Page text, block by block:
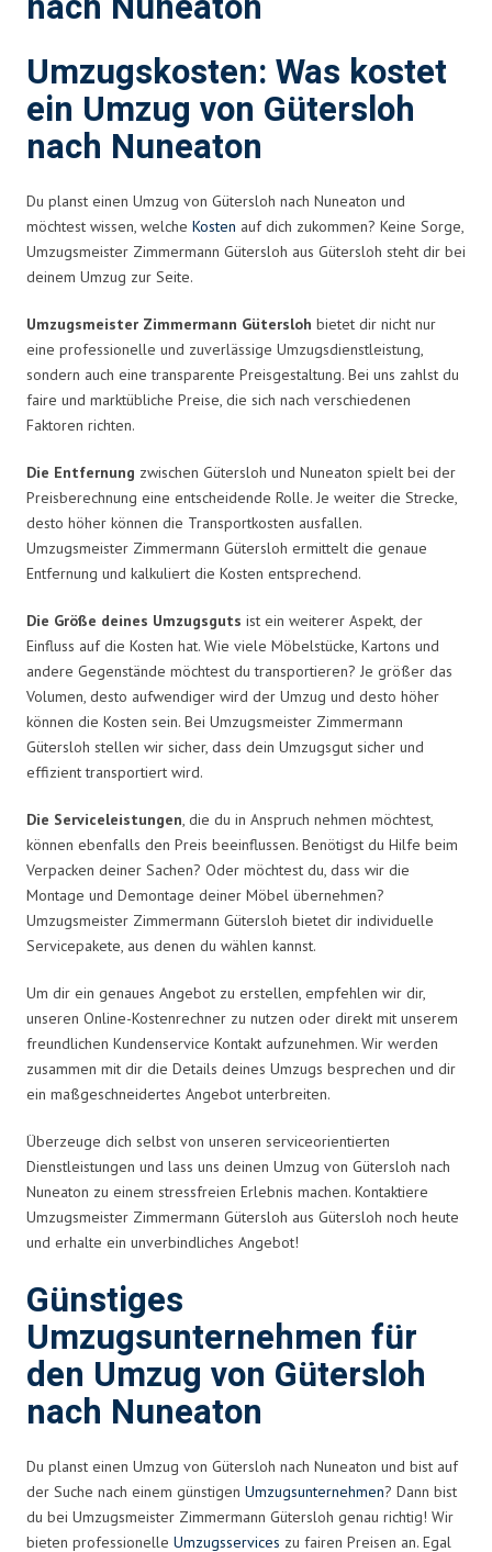
Umzugskosten: Was kostet
ein Umzug von Gütersloh
nach Nuneaton
Du planst einen Umzug von Gütersloh nach Nuneaton und
möchtest wissen, welche Kosten auf dich zukommen? Keine Sorge,
Umzugsmeister Zimmermann Gütersloh aus Gütersloh steht dir bei
deinem Umzug zur Seite.
Umzugsmeister Zimmermann Gütersloh bietet dir nicht nur
eine professionelle und zuverlässige Umzugsdienstleistung,
sondern auch eine transparente Preisgestaltung. Bei uns zahlst du
faire und marktübliche Preise, die sich nach verschiedenen
Faktoren richten.
Die Entfernung zwischen Gütersloh und Nuneaton spielt bei der
Preisberechnung eine entscheidende Rolle. Je weiter die Strecke,
desto höher können die Transportkosten ausfallen.
Umzugsmeister Zimmermann Gütersloh ermittelt die genaue
Entfernung und kalkuliert die Kosten entsprechend.
Die Größe deines Umzugsguts ist ein weiterer Aspekt, der
Einfluss auf die Kosten hat. Wie viele Möbelstücke, Kartons und
andere Gegenstände möchtest du transportieren? Je größer das
Volumen, desto aufwendiger wird der Umzug und desto höher
können die Kosten sein. Bei Umzugsmeister Zimmermann
Gütersloh stellen wir sicher, dass dein Umzugsgut sicher und
effizient transportiert wird.
Die Serviceleistungen, die du in Anspruch nehmen möchtest,
können ebenfalls den Preis beeinflussen. Benötigst du Hilfe beim
Verpacken deiner Sachen? Oder möchtest du, dass wir die
Montage und Demontage deiner Möbel übernehmen?
Umzugsmeister Zimmermann Gütersloh bietet dir individuelle
Servicepakete, aus denen du wählen kannst.
Um dir ein genaues Angebot zu erstellen, empfehlen wir dir,
unseren Online-Kostenrechner zu nutzen oder direkt mit unserem
freundlichen Kundenservice Kontakt aufzunehmen. Wir werden
zusammen mit dir die Details deines Umzugs besprechen und dir
ein maßgeschneidertes Angebot unterbreiten.
Überzeuge dich selbst von unseren serviceorientierten
Dienstleistungen und lass uns deinen Umzug von Gütersloh nach
Nuneaton zu einem stressfreien Erlebnis machen. Kontaktiere
Umzugsmeister Zimmermann Gütersloh aus Gütersloh noch heute
und erhalte ein unverbindliches Angebot!
Günstiges
Umzugsunternehmen für
den Umzug von Gütersloh
nach Nuneaton
Du planst einen Umzug von Gütersloh nach Nuneaton und bist auf
der Suche nach einem günstigen Umzugsunternehmen? Dann bist
du bei Umzugsmeister Zimmermann Gütersloh genau richtig! Wir
bieten professionelle Umzugsservices zu fairen Preisen an. Egal